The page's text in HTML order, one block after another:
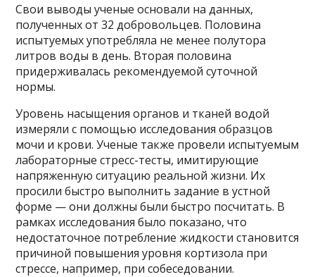
Свои выводы ученые основали на данных,
полученных от 32 добровольцев. Половина
испытуемых употребляла не менее полутора
литров воды в день. Вторая половина
придерживалась рекомендуемой суточной
нормы.
Уровень насыщения органов и тканей водой
измеряли с помощью исследования образцов
мочи и крови. Ученые также провели испытуемым
лабораторные стресс-тесты, имитирующие
напряженную ситуацию реальной жизни. Их
просили быстро выполнить задание в устной
форме — они должны были быстро посчитать. В
рамках исследования было показано, что
недостаточное потребление жидкости становится
причиной повышения уровня кортизола при
стрессе, например, при собеседовании.